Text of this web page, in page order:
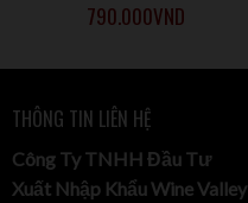
790.000VND
THÔNG TIN LIÊN HỆ
Công Ty TNHH Đầu Tư
Xuất Nhập Khẩu Wine Valley